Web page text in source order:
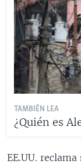
TAMBIÉN LEA
¿Quién es
EE.UU.